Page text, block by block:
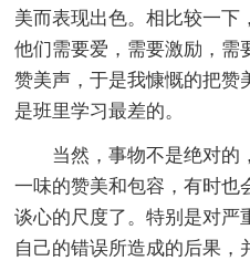
美而表现出色。相比较一下
他们需要爱，需要激励，需
赞美声，于是我慷慨的把赞
是班里学习最差的。
当然，事物不是绝对的
一味的赞美和包容，有时也
谈心的尺度了。特别是对严
自己的错误所造成的后果，